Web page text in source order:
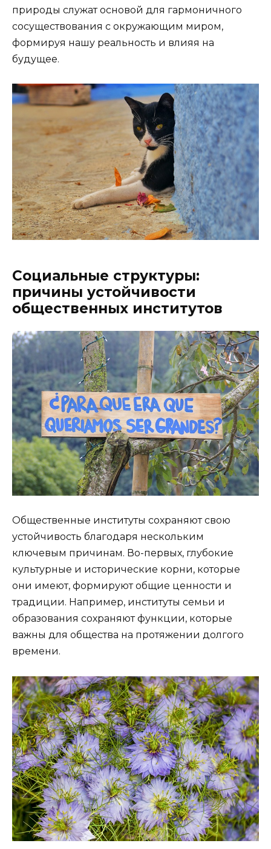
природы служат основой для гармоничного
сосуществования с окружающим миром,
формируя нашу реальность и влияя на
будущее.
Социальные структуры:
причины устойчивости
общественных институтов
Общественные институты сохраняют свою
устойчивость благодаря нескольким
ключевым причинам. Во-первых, глубокие
культурные и исторические корни, которые
они имеют, формируют общие ценности и
традиции. Например, институты семьи и
образования сохраняют функции, которые
важны для общества на протяжении долгого
времени.